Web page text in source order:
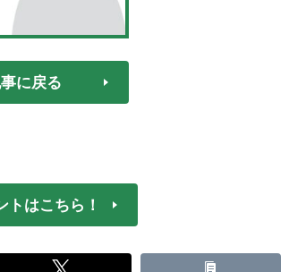
に戻る
トはこちら！